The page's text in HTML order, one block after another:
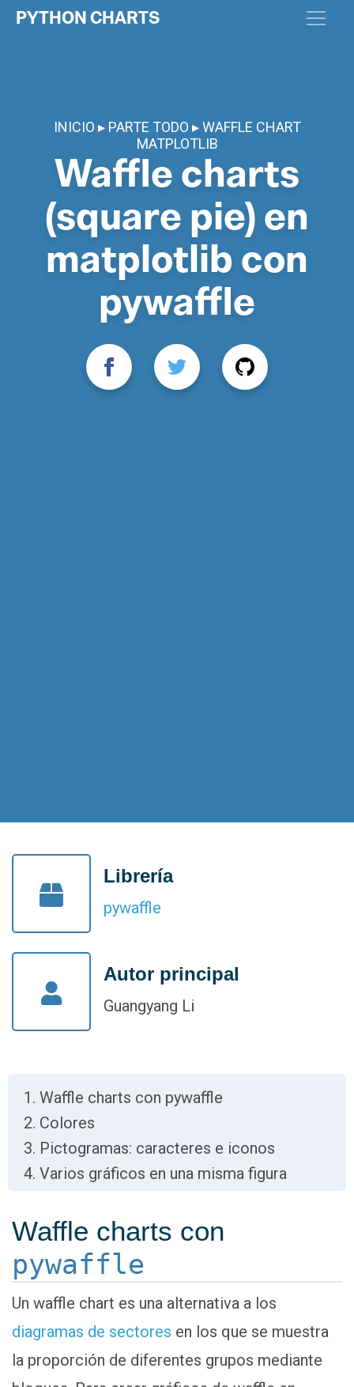
PYTHON CHARTS
INICIO PARTE TODO
WAFFLE CHART
MATPLOTLIB
Waffle charts
(square pie) en
matplotlib con
pywaffle
Librería
pywaffle
Autor principal
Guangyang Li
Waffle charts con pywaffle
Colores
Pictogramas: caracteres e iconos
Varios gráficos en una misma figura
Waffle charts con
pywaffle
Un waffle chart es una alternativa a los
diagramas de sectores en los que se muestra
la proporción de diferentes grupos mediante